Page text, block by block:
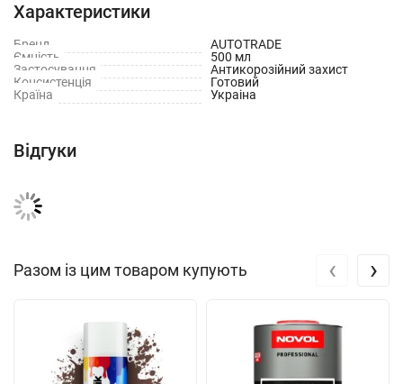
Ефективний захист порожнин від іржі та вологи
Сумісний із заводським ЛФП
Утворює стійку захисну плівку
Характеристики
Бренд
AUTOTRADE
Ємність
500 мл
Застосування
Антикорозійний захист
Консистенція
Готовий
Країна
Украіна
Відгуки
Разом із цим товаром купують ‹ ›